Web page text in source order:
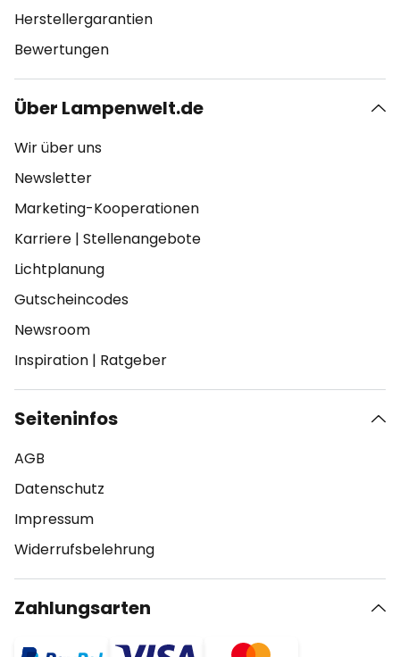
Herstellergarantien
Bewertungen
Über Lampenwelt.de
Wir über uns
Newsletter
Marketing-Kooperationen
Karriere | Stellenangebote
Lichtplanung
Gutscheincodes
Newsroom
Inspiration | Ratgeber
Seiteninfos
AGB
Datenschutz
Impressum
Widerrufsbelehrung
Zahlungsarten